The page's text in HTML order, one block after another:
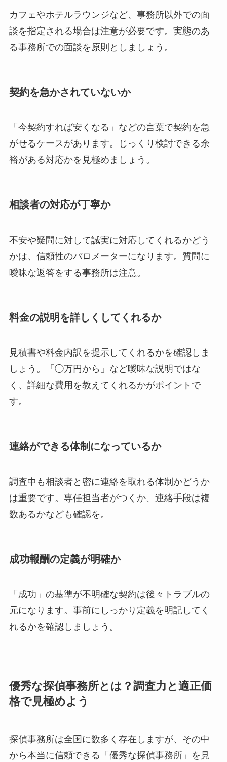
カフェやホテルラウンジなど、事務所以外での面
談を指定される場合は注意が必要です。実態のあ
る事務所での面談を原則としましょう。
契約を急かされていないか
「今契約すれば安くなる」などの言葉で契約を急
がせるケースがあります。じっくり検討できる余
裕がある対応かを見極めましょう。
相談者の対応が丁寧か
不安や疑問に対して誠実に対応してくれるかどう
かは、信頼性のバロメーターになります。質問に
曖昧な返答をする事務所は注意。
料金の説明を詳しくしてくれるか
見積書や料金内訳を提示してくれるかを確認しま
しょう。「◯万円から」など曖昧な説明ではな
く、詳細な費用を教えてくれるかがポイントで
す。
連絡ができる体制になっているか
調査中も相談者と密に連絡を取れる体制かどうか
は重要です。専任担当者がつくか、連絡手段は複
数あるかなども確認を。
成功報酬の定義が明確か
「成功」の基準が不明確な契約は後々トラブルの
元になります。事前にしっかり定義を明記してく
れるかを確認しましょう。
優秀な探偵事務所とは？調査力と適正価
格で見極めよう
探偵事務所は全国に数多く存在しますが、その中
から本当に信頼できる「優秀な探偵事務所」を見